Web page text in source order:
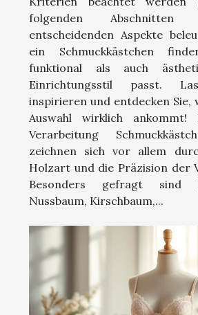
folgenden
entscheidenden Aspekte
ein Schmuckkästchen
funktional als auch
Einrichtungsstil passt.
inspirieren und entdecken Sie,
Auswahl wirklich ankommt!
Verarbeitung
zeichnen sich vor allem
Holzart und die Präzision der
Besonders gefragt sind
Nussbaum, Kirschbaum,...